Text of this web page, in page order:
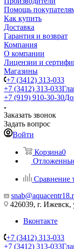
Помощь
Как купить
Доставка
Гарантия и возврат
Компания
О компании
Лицензии и
Магазины
+7 (3412) 313-033
+7 (3412) 313-033
+7 (919) 910-30-30
Заказать звонок
Задать вопрос
Войти
Корзина0
Сравнение
426039, г. Ижевск,
Вконтакте
+7 (3412) 313-033
+7 (3412) 313-033